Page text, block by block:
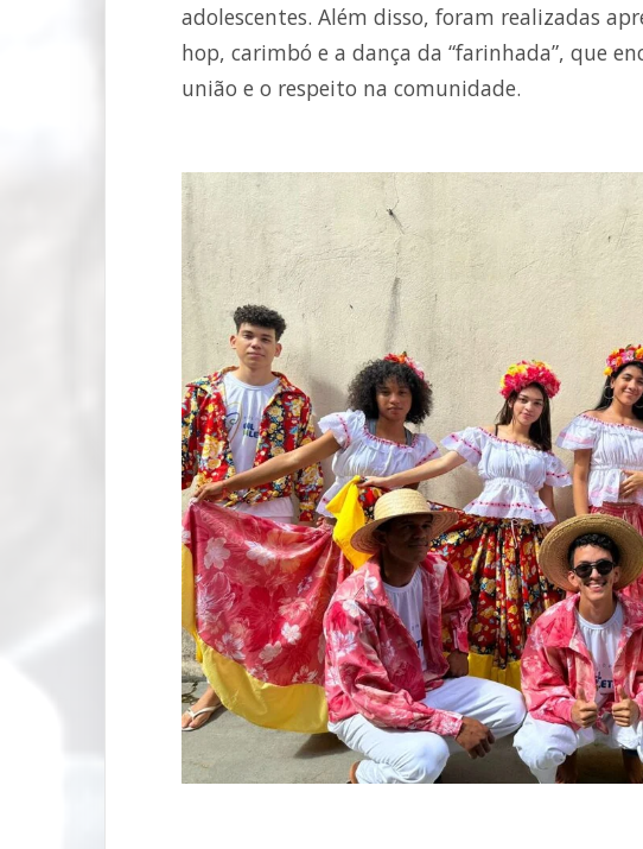
adolescentes. Além disso, foram realizadas
hop, carimbó e a dança da “farinhada”, que
união e o respeito na comunidade.